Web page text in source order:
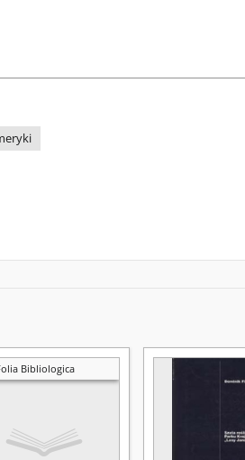
Bibliologica